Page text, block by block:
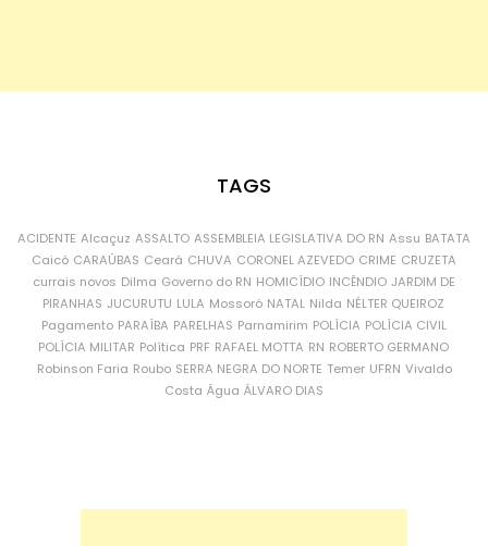
TAGS
ACIDENTE Alcaçuz ASSALTO ASSEMBLEIA LEGISLATIVA DO RN Assu BATATA
Caicó CARAÚBAS Ceará CHUVA CORONEL AZEVEDO CRIME CRUZETA
currais novos Dilma Governo do RN HOMICÍDIO INCÊNDIO JARDIM DE
PIRANHAS JUCURUTU LULA Mossoró NATAL Nilda NÉLTER QUEIROZ
Pagamento PARAÍBA PARELHAS Parnamirim POLÍCIA POLÍCIA CIVIL
POLÍCIA MILITAR Política PRF RAFAEL MOTTA RN ROBERTO GERMANO
Robinson Faria Roubo SERRA NEGRA DO NORTE Temer UFRN Vivaldo
Costa Água ÁLVARO DIAS